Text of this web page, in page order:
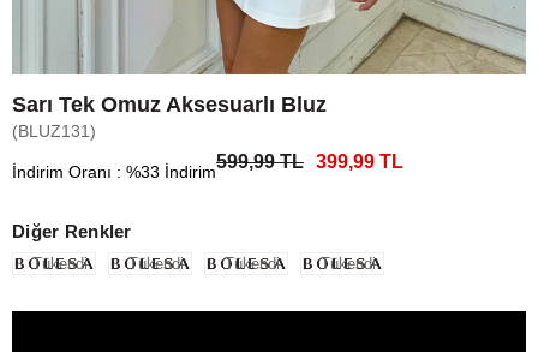
Sarı Tek Omuz Aksesuarlı Bluz
(BLUZ131)
İndirim Oranı : %33 İndirim599,99 TL 399,99 TL
Diğer Renkler
Tükendi Tükendi Tükendi Tükendi